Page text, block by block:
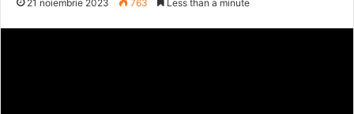
21 noiembrie 2023 763 Less than a minute